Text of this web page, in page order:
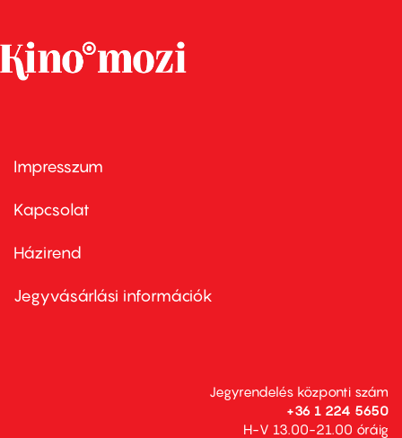
Footer
first
Impresszum
Kapcsolat
Footer
second
Házirend
Jegyvásárlási információk
Jegyrendelés központi szám
+36 1 224 5650
H-V 13.00-21.00 óráig